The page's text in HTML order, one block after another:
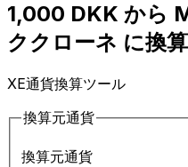
1,000 DKK から
ククローネ に換
XE通貨換算ツール
換算元通貨
換算元通貨